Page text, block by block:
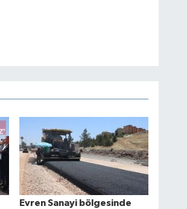
Evren Sanayi bölgesinde